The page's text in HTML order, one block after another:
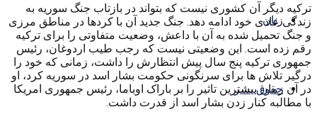
زنان
حقوق بشر
ترکیه دیگر آن کشوری نیست که بتواند در بازتاب جنگ سوریه به
زندگی عادی خود ادامه دهد. جنگ جدید آن با کردها در مناطق مرزی
و جنگ تحمیل شده به آن با داعش، وضعیت متفاوتی را برای ترکیه
رقم زده است. این وضعیتی نیست که رجب طیب اردوغان، رئیس
جمهوری ترکیه پنج سال پیش انتظارش را داشت، زمانی که خود را
درگیر تلاش ها برای سرنگونی حکومت بشار اسد در سوریه کرد، او
در آن زمان بیشترین تاثیر را بر باراک اوباما، رئیس جمهوری امریکا
با مطالبه کنار زدن بشار اسد از قدرت داشت.